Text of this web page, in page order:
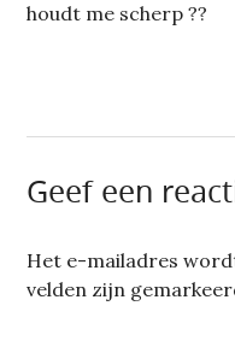
houdt me scherp ??
Geef een
Het e-mailadres
velden zijn